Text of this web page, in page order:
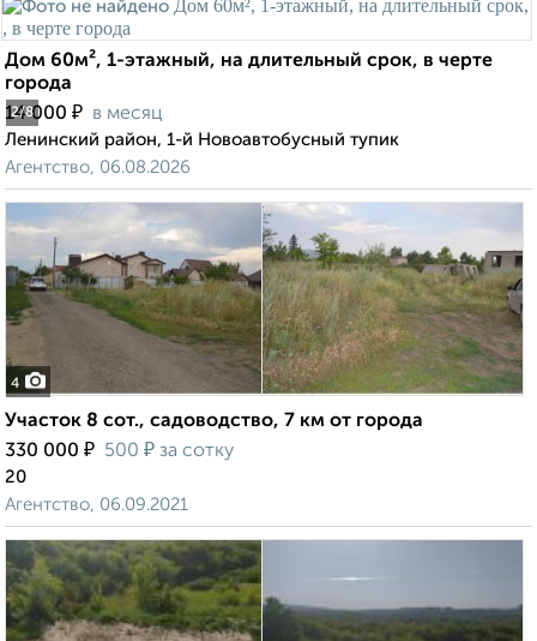
2/8
Дом 60м², 1-этажный, на длительный срок, в черте
города
14 000 ₽ в месяц
Ленинский район, 1-й Новоавтобусный тупик
Агентство, 06.08.2026
4
Участок 8 сот., садоводство, 7 км от города
330 000 ₽ 500 ₽ за сотку
20
Агентство, 06.09.2021